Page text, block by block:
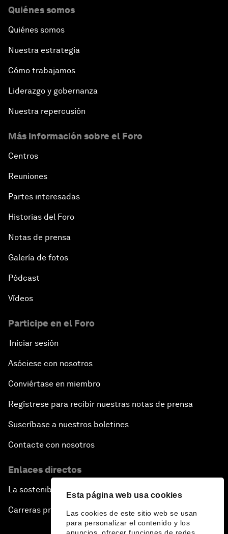
Esta página web usa cookies
Las cookies de este sitio web se usan
para personalizar el contenido y los
Quiénes somos
Quiénes somos
Nuestra estrategia
Cómo trabajamos
Liderazgo y gobernanza
Nuestra repercusión
Más información sobre el Foro
Centros
Reuniones
Partes interesadas
Historias del Foro
Notas de prensa
Galería de fotos
Pódcast
Vídeos
Participe en el Foro
Iniciar sesión
Asóciese con nosotros
Conviértase en miembro
Regístrese para recibir nuestras notas de prensa
Suscríbase a nuestros boletines
Contacte con nosotros
Enlaces directos
La sostenibilidad en el Foro
Carreras profesionales